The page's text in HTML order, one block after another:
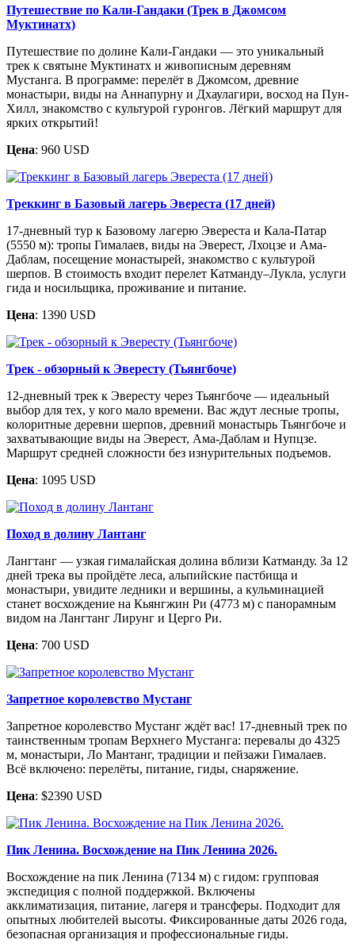
Путешествие по Кали-Гандаки (Трек в Джомсом
Муктинатх)
Путешествие по долине Кали-Гандаки — это уникальный
трек к святыне Муктинатх и живописным деревням
Мустанга. В программе: перелёт в Джомсом, древние
монастыри, виды на Аннапурну и Дхаулагири, восход на Пун-
Хилл, знакомство с культурой гуронгов. Лёгкий маршрут для
ярких открытий!
Цена: 960 USD
Треккинг в Базовый лагерь Эвереста (17 дней)
17-дневный тур к Базовому лагерю Эвереста и Кала-Патар
(5550 м): тропы Гималаев, виды на Эверест, Лхоцзе и Ама-
Даблам, посещение монастырей, знакомство с культурой
шерпов. В стоимость входит перелет Катманду–Лукла, услуги
гида и носильщика, проживание и питание.
Цена: 1390 USD
Трек - обзорный к Эвересту (Тьянгбоче)
12-дневный трек к Эвересту через Тьянгбоче — идеальный
выбор для тех, у кого мало времени. Вас ждут лесные тропы,
колоритные деревни шерпов, древний монастырь Тьянгбоче и
захватывающие виды на Эверест, Ама-Даблам и Нупцзе.
Маршрут средней сложности без изнурительных подъемов.
Цена: 1095 USD
Поход в долину Лантанг
Лангтанг — узкая гималайская долина вблизи Катманду. За 12
дней трека вы пройдёте леса, альпийские пастбища и
монастыри, увидите ледники и вершины, а кульминацией
станет восхождение на Кьянгжин Ри (4773 м) с панорамным
видом на Лангтанг Лирунг и Церго Ри.
Цена: 700 USD
Запретное королевство Мустанг
Запретное королевство Мустанг ждёт вас! 17-дневный трек по
таинственным тропам Верхнего Мустанга: перевалы до 4325
м, монастыри, Ло Мантанг, традиции и пейзажи Гималаев.
Всё включено: перелёты, питание, гиды, снаряжение.
Цена: $2390 USD
Пик Ленина. Восхождение на Пик Ленина 2026.
Восхождение на пик Ленина (7134 м) с гидом: групповая
экспедиция с полной поддержкой. Включены
акклиматизация, питание, лагеря и трансферы. Подходит для
опытных любителей высоты. Фиксированные даты 2026 года,
безопасная организация и профессиональные гиды.